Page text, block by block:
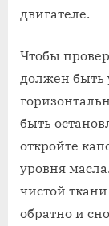
двигателе.
Чтобы
должен быть
быть
откройте
уровня
чистой
обратно и